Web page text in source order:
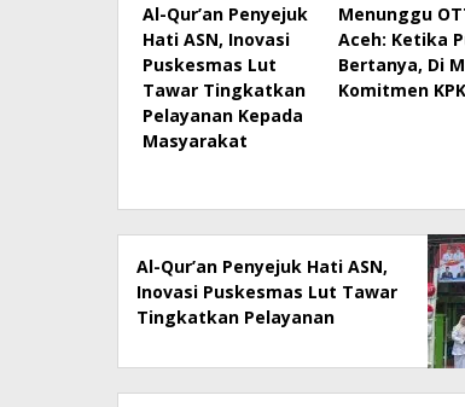
Al-Qur’an Penyejuk
Hati ASN, Inovasi
Puskesmas Lut
Tawar Tingkatkan
Pelayanan Kepada
Masyarakat
Menunggu
Aceh: Ketika
Bertanya, Di
Komitmen
Al-Qur’an Penyejuk Hati ASN,
Inovasi Puskesmas Lut Tawar
Tingkatkan Pelayanan